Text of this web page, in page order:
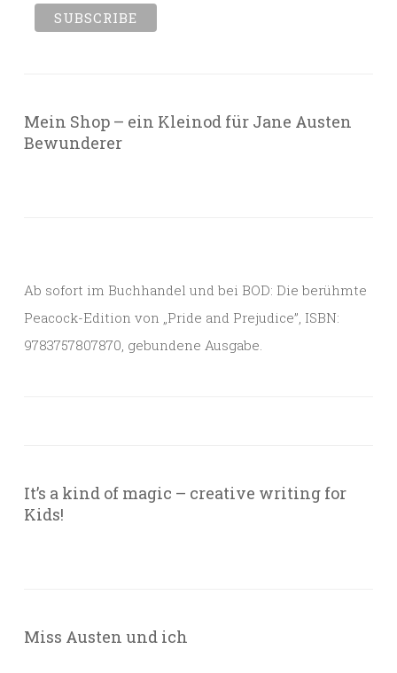
Mein Shop – ein Kleinod für Jane Austen
Bewunderer
Ab sofort im Buchhandel und bei BOD: Die berühmte
Peacock-Edition von „Pride and Prejudice”, ISBN:
9783757807870, gebundene Ausgabe.
It’s a kind of magic – creative writing for
Kids!
Miss Austen und ich